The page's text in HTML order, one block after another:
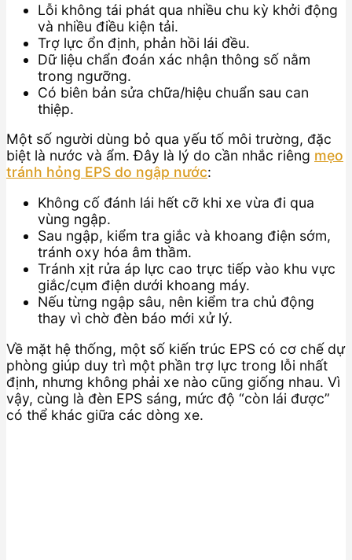
Lỗi không tái phát qua nhiều chu kỳ khởi động
và nhiều điều kiện tải.
Trợ lực ổn định, phản hồi lái đều.
Dữ liệu chẩn đoán xác nhận thông số nằm
trong ngưỡng.
Có biên bản sửa chữa/hiệu chuẩn sau can
thiệp.
Một số người dùng bỏ qua yếu tố môi trường, đặc
biệt là nước và ẩm. Đây là lý do cần nhắc riêng mẹo
tránh hỏng EPS do ngập nước:
Không cố đánh lái hết cỡ khi xe vừa đi qua
vùng ngập.
Sau ngập, kiểm tra giắc và khoang điện sớm,
tránh oxy hóa âm thầm.
Tránh xịt rửa áp lực cao trực tiếp vào khu vực
giắc/cụm điện dưới khoang máy.
Nếu từng ngập sâu, nên kiểm tra chủ động
thay vì chờ đèn báo mới xử lý.
Về mặt hệ thống, một số kiến trúc EPS có cơ chế dự
phòng giúp duy trì một phần trợ lực trong lỗi nhất
định, nhưng không phải xe nào cũng giống nhau. Vì
vậy, cùng là đèn EPS sáng, mức độ “còn lái được”
có thể khác giữa các dòng xe.